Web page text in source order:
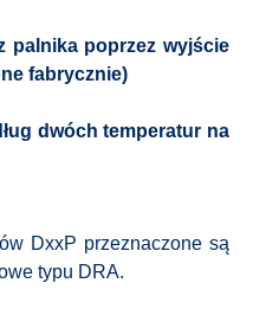
palnika poprzez wyjście
fabrycznie)
dwóch temperatur na
DxxP przeznaczone są
typu DRA.